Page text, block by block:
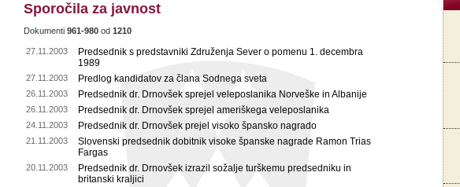
Sporočila za javnost
Dokumenti 961-980 od 1210
27.11.2003
Predsednik s predstavniki Združenja Sever o pomenu 1. decembra
1989
27.11.2003 Predlog kandidatov za člana Sodnega sveta
26.11.2003 Predsednik dr. Drnovšek sprejel veleposlanika Norveške in Albanije
26.11.2003 Predsednik dr. Drnovšek sprejel ameriškega veleposlanika
24.11.2003 Predsednik dr. Drnovšek prejel visoko špansko nagrado
21.11.2003
Slovenski predsednik dobitnik visoke španske nagrade Ramon Trias
Fargas
20.11.2003
Predsednik dr. Drnovšek izrazil sožalje turškemu predsedniku in
britanski kraljici